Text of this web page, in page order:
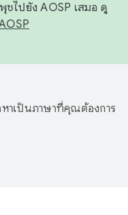
ชไปยัง AOSP เสมอ ดู
าเป็นภาษาที่คุณต้องการ